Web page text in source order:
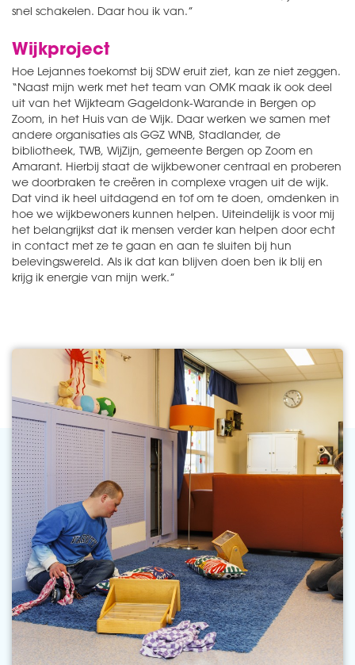
snel schakelen. Daar hou ik van.”
Wijkproject
Hoe Lejannes toekomst bij SDW eruit ziet, kan ze niet zeggen.
“Naast mijn werk met het team van OMK maak ik ook deel
uit van het Wijkteam Gageldonk-Warande in Bergen op
Zoom, in het Huis van de Wijk. Daar werken we samen met
andere organisaties als GGZ WNB, Stadlander, de
bibliotheek, TWB, WijZijn, gemeente Bergen op Zoom en
Amarant. Hierbij staat de wijkbewoner centraal en proberen
we doorbraken te creëren in complexe vragen uit de wijk.
Dat vind ik heel uitdagend en tof om te doen, omdenken in
hoe we wijkbewoners kunnen helpen. Uiteindelijk is voor mij
het belangrijkst dat ik mensen verder kan helpen door echt
in contact met ze te gaan en aan te sluiten bij hun
belevingswereld. Als ik dat kan blijven doen ben ik blij en
krijg ik energie van mijn werk.”